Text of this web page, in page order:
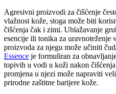
Agresivni proizvodi za čišćenje
vlažnost kože, stoga može biti
čišćenja čak i zimi. Ublažavanje
esencije ili tonika za uravnoteženje
proizvoda za njegu može učiniti
Essence je formuliran za
topivih u vodi u koži nakon
promjena u njezi može napraviti
prirodne zaštitne barijere kože.